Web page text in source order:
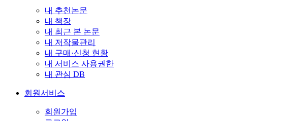
내 추천논문
내 책장
내 최근 본 논문
내 저작물관리
내 구매·신청 현황
내 서비스 사용권한
내 관심 DB
회원서비스
회원가입